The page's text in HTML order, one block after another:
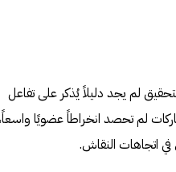
لم يجد دليلاً يُذكر على تفاعل
لم تحصد انخراطاً عضويًا
اتجاهات النقاش.